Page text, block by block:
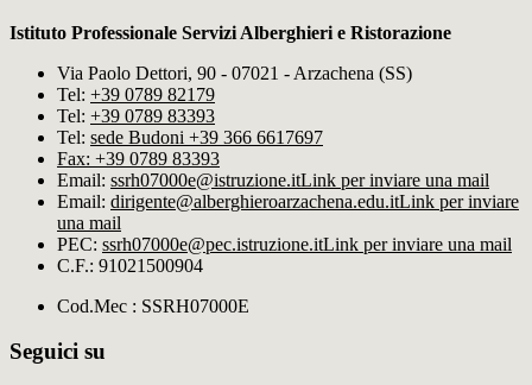
Istituto Professionale Servizi Alberghieri e Ristorazione
Via Paolo Dettori, 90 - 07021 - Arzachena (SS)
Tel: +39 0789 82179
Tel: +39 0789 83393
Tel: sede Budoni +39 366 6617697
Fax: +39 0789 83393
Email: ssrh07000e@istruzione.itLink per inviare una mail
Email: dirigente@alberghieroarzachena​.edu.itLink per inviare
una mail
PEC: ssrh07000e@pec.istruzione.itLink per inviare una mail
C.F.: 91021500904
Cod.Mec : SSRH07000E
Seguici su